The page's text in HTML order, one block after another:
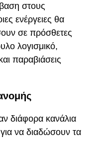
στους
ενέργειες θα
σε πρόσθετες
λογισμικό,
παραβιάσεις
διάφορα κανάλια
για να διαδώσουν τα